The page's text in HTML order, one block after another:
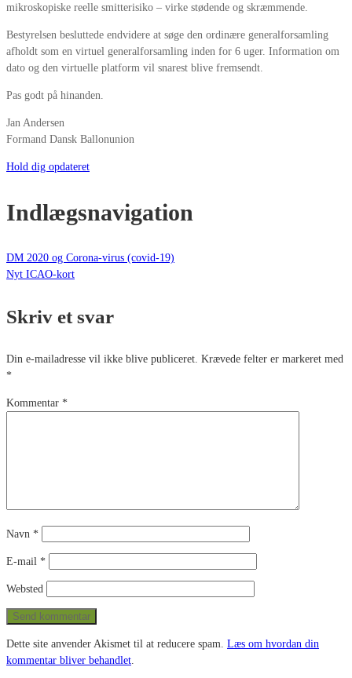
mikroskopiske reelle smitterisiko – virke stødende og skræmmende.
Bestyrelsen besluttede endvidere at søge den ordinære generalforsamling
afholdt som en virtuel generalforsamling inden for 6 uger. Information om
dato og den virtuelle platform vil snarest blive fremsendt.
Pas godt på hinanden.
Jan Andersen
Formand Dansk Ballonunion
Hold dig opdateret
Indlægsnavigation
DM 2020 og Corona-virus (covid-19)
Nyt ICAO-kort
Skriv et svar
Din e-mailadresse vil ikke blive publiceret. Krævede felter er markeret med
*
Kommentar *
Navn *
E-mail *
Websted
Dette site anvender Akismet til at reducere spam. Læs om hvordan din
kommentar bliver behandlet